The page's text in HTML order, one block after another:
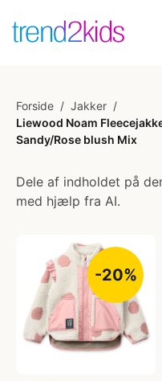
Forside / Jakker /
Liewood Noam
Sandy/Rose blush Mix
Dele af indholdet på
med hjælp fra AI.
-20%